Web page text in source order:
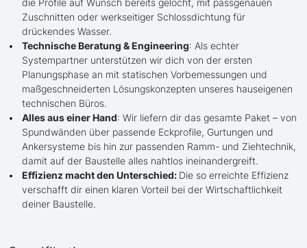
die Profile auf Wunsch bereits gelocht, mit passgenauen
Zuschnitten oder werkseitiger Schlossdichtung für
drückendes Wasser.
Technische Beratung & Engineering: Als echter
Systempartner unterstützen wir dich von der ersten
Planungsphase an mit statischen Vorbemessungen und
maßgeschneiderten Lösungskonzepten unseres hauseigenen
technischen Büros.
Alles aus einer Hand: Wir liefern dir das gesamte Paket – von
Spundwänden über passende Eckprofile, Gurtungen und
Ankersysteme bis hin zur passenden Ramm- und Ziehtechnik,
damit auf der Baustelle alles nahtlos ineinandergreift.
Effizienz macht den Unterschied: Die so erreichte Effizienz
verschafft dir einen klaren Vorteil bei der Wirtschaftlichkeit
deiner Baustelle.